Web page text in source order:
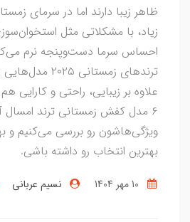
ظاهر زیبا دارند اما در سرمای
زیاد، با مشکلاتی مثل
احساس سرما دست‌وپنجه نرم
ترندهای
علاوه بر زیبایی، راحتی و کارایی
۶ مدل کفش زمستانی ترند امسال
ویژگی‌هاشون رو بررسی می‌کنیم
بهترین انتخاب رو داشته باشی.
نسیم عربانی